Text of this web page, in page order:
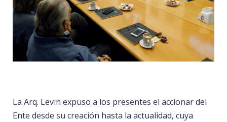
La Arq. Levin expuso a los presentes el accionar del
Ente desde su creación hasta la actualidad, cuya